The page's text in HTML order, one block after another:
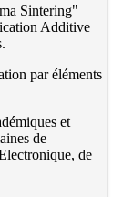
Sintering"
Additive
par éléments
et
de
de